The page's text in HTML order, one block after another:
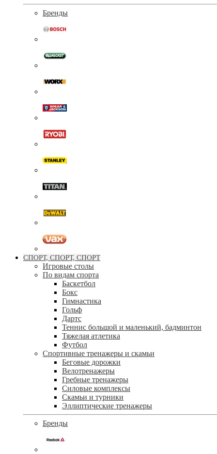
Бренды
СПОРТ, СПОРТ, СПОРТ
Игровые столы
По видам спорта
Баскетбол
Бокс
Гимнастика
Гольф
Дартс
Теннис большой и маленький, бадминтон
Тяжелая атлетика
Футбол
Спортивные тренажеры и скамьи
Беговые дорожки
Велотренажеры
Гребные тренажеры
Силовые комплексы
Скамьи и турники
Эллиптические тренажеры
Бренды